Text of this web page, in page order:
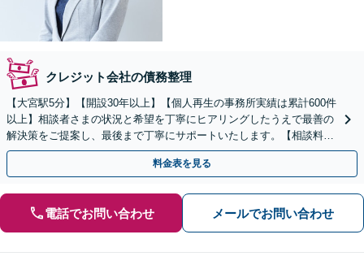
クレジット会社の債務整理
【大宮駅5分】【開設30年以上】【個人再生の事務所実績は累計600件
以上】相談者さまの状況と希望を丁寧にヒアリングしたうえで最善の
解決策をご提案し、最後まで丁寧にサポートいたします。【相談料無
料】【電話相談可】【休日・夜間対応】
料金表を見る
電話でお問い合わせ メールでお問い合わせ